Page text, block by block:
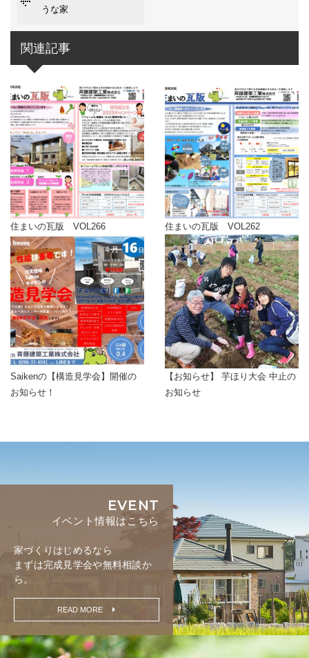
うな家
関連記事
住まいの瓦版 VOL266 住まいの瓦版 VOL262
Saikenの【構造見学会】開催の
お知らせ！
【お知らせ】 芋ほり大会 中止の
お知らせ
EVENT
イベント情報はこちら
家づくりはじめるなら
まずは完成見学会や無料相談か
ら。
READ MORE